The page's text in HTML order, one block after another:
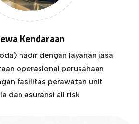
Kendaraan
hadir dengan layanan jasa
operasional perusahaan
fasilitas perawatan unit
dan asuransi all risk